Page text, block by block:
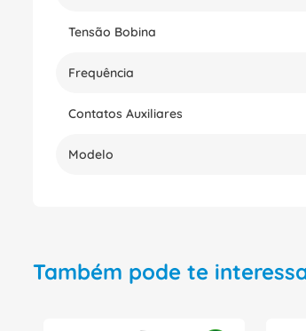
Tensão Bobina
Frequência
Contatos Auxiliares
Modelo
Também pode te